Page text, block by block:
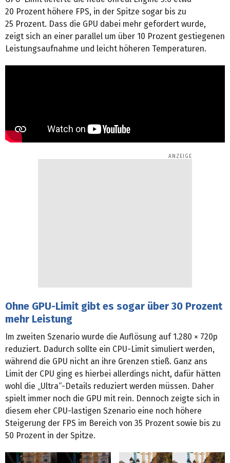
20 Prozent höhere FPS, in der Spitze sogar bis zu
25 Prozent. Dass die GPU dabei mehr gefordert wurde,
zeigt sich an einer parallel um über 10 Prozent gestiegenen
Leistungsaufnahme und leicht höheren Temperaturen.
Ohne GPU-Limit gibt es sogar über 30 Prozent
mehr Leistung
Im zweiten Szenario wurde die Auflösung auf 1.280 × 720p
reduziert. Dadurch sollte ein CPU-Limit simuliert werden,
während die GPU nicht an ihre Grenzen stieß. Ganz ans
Limit der CPU ging es hierbei allerdings nicht, dafür hätten
wohl die „Ultra“-Details reduziert werden müssen. Daher
spielt immer noch die GPU mit rein. Dennoch zeigte sich in
diesem eher CPU-lastigen Szenario eine noch höhere
Steigerung der FPS im Bereich von 35 Prozent sowie bis zu
50 Prozent in der Spitze.